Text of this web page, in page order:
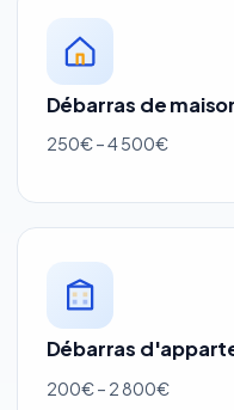
Débarras de
250€ – 4 500€
Débarras
200€ – 2 800€